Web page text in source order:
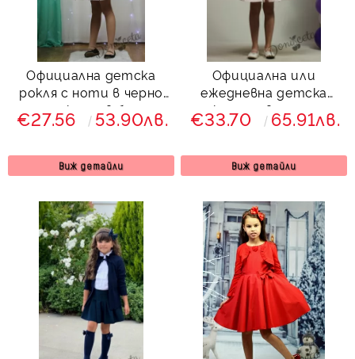
Официална детска
рокля с ноти в черно
тип клош в бяло
Вилина
€27.56 53.90лв.
Виж детайли
Официална или
ежедневна детска
рокля на цветя тип
клош с болеро в
€33.70 65.91лв.
Виж детайли